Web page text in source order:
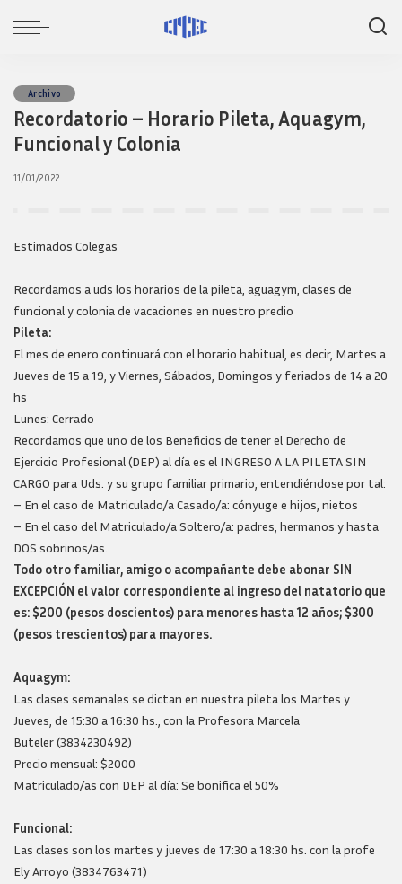
Archivo
Recordatorio – Horario Pileta, Aquagym,
Funcional y Colonia
11/01/2022
Estimados Colegas
Recordamos a uds los horarios de la pileta, aguagym, clases de
funcional y colonia de vacaciones en nuestro predio
Pileta:
El mes de enero continuará con el horario habitual, es decir, Martes a
Jueves de 15 a 19, y Viernes, Sábados, Domingos y feriados de 14 a 20
hs
Lunes: Cerrado
Recordamos que uno de los Beneficios de tener el Derecho de
Ejercicio Profesional (DEP) al día es el INGRESO A LA PILETA SIN
CARGO para Uds. y su grupo familiar primario, entendiéndose por tal:
– En el caso de Matriculado/a Casado/a: cónyuge e hijos, nietos
– En el caso del Matriculado/a Soltero/a: padres, hermanos y hasta
DOS sobrinos/as.
Todo otro familiar, amigo o acompañante debe abonar SIN
EXCEPCIÓN el valor correspondiente al ingreso del natatorio que
es: $200 (pesos doscientos) para menores hasta 12 años; $300
(pesos trescientos) para mayores.
Aquagym:
Las clases semanales se dictan en nuestra pileta los Martes y
Jueves, de 15:30 a 16:30 hs., con la Profesora Marcela
Buteler (3834230492)
Precio mensual: $2000
Matriculado/as con DEP al día: Se bonifica el 50%
Funcional:
Las clases son los martes y jueves de 17:30 a 18:30 hs. con la profe
Ely Arroyo (3834763471)